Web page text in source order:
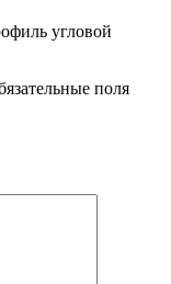
угловой
поля